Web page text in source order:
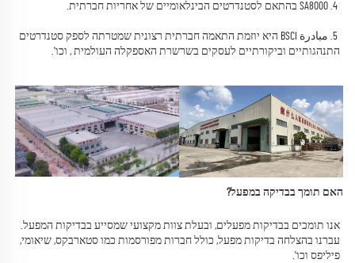
SA8000 בהתאם לסטנדרטים הבינלאומיים של אחריות חברתית.
התנהגותיים וביקורתיים לעסקים בשרשרת האספקלה העולמית , וכו'.
האם תומך בבדיקה במפעל?
פיליפס וכו'.